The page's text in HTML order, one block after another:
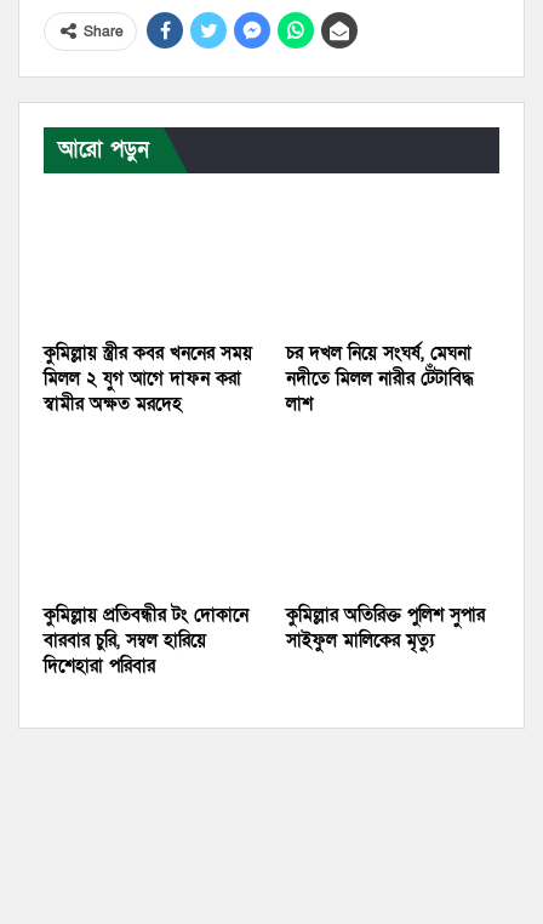
Share
আরো পড়ুন
কুমিল্লায় স্ত্রীর কবর খননের সময়
মিলল ২ যুগ আগে দাফন করা
স্বামীর অক্ষত মরদেহ
চর দখল নিয়ে সংঘর্ষ, মেঘনা
নদীতে মিলল নারীর টেঁটাবিদ্ধ
লাশ
কুমিল্লায় প্রতিবন্ধীর টং দোকানে
বারবার চুরি, সম্বল হারিয়ে
দিশেহারা পরিবার
কুমিল্লার অতিরিক্ত পুলিশ সুপার
সাইফুল মালিকের মৃত্যু